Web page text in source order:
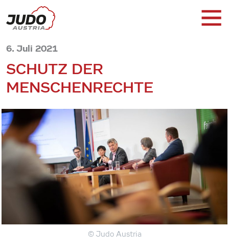
6. Juli 2021
SCHUTZ DER
MENSCHENRECHTE
© Judo Austria